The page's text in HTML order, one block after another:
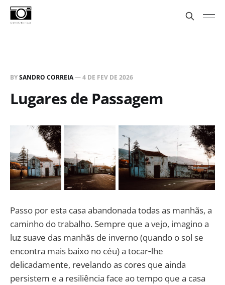
BYSANDRO CORREIA—4 DE FEV DE 2026
Lugares de Passagem
Passo por esta casa abandonada todas as manhãs, a
caminho do trabalho. Sempre que a vejo, imagino a
luz suave das manhãs de inverno (quando o sol se
encontra mais baixo no céu) a tocar‑lhe
delicadamente, revelando as cores que ainda
persistem e a resiliência face ao tempo que a casa